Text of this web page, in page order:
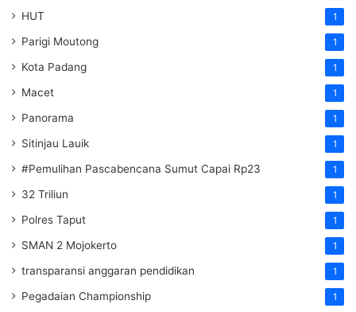
HUT 1
Parigi Moutong 1
Kota Padang 1
Macet 1
Panorama 1
Sitinjau Lauik 1
#Pemulihan Pascabencana Sumut Capai Rp23 1
32 Triliun 1
Polres Taput 1
SMAN 2 Mojokerto 1
transparansi anggaran pendidikan 1
Pegadaian Championship 1